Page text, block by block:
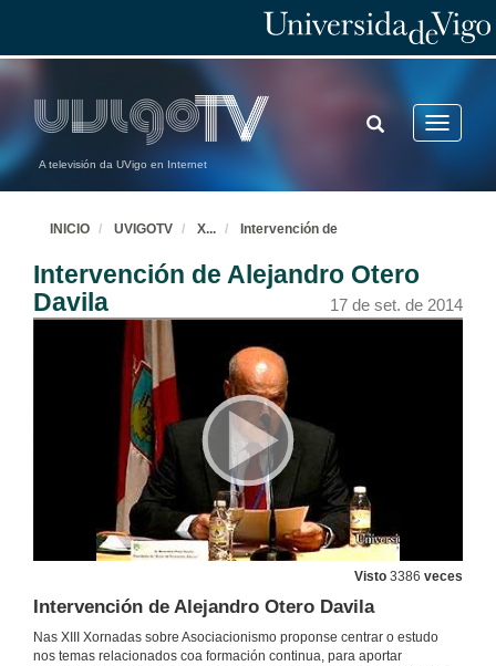
A televisión da UVigo en Internet
Toggle
TOGGLE
SEARCH
INICIO UVIGOTV X... Intervención de
Intervención de Alejandro Otero
Davila
17 de set. de 2014
Visto 3386 veces
Intervención de Alejandro Otero Davila
Nas XIII Xornadas sobre Asociacionismo proponse centrar o estudo
nos temas relacionados coa formación continua, para aportar